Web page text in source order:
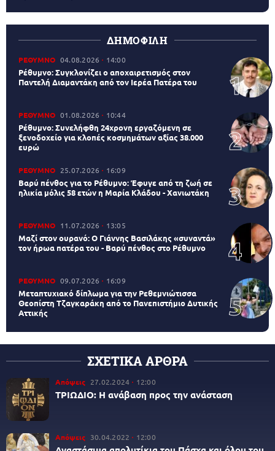
ΔΗΜΟΦΙΛΗ
ΡΕΘΥΜΝΟ 04.08.2026 14:00
Ρέθυμνο: Συγκλονίζει ο αποχαιρετισμός στον
Παντελή Διαμαντάκη από τον Ιερέα Πατέρα του
ΡΕΘΥΜΝΟ 01.08.2026 10:44
Ρέθυμνο: Συνελήφθη 24χρονη εργαζόμενη σε
ξενοδοχείο για κλοπές κοσμημάτων αξίας 38.000
ευρώ
ΡΕΘΥΜΝΟ 25.07.2026 16:09
Βαρύ πένθος για το Ρέθυμνο: Έφυγε από τη ζωή σε
ηλικία μόλις 58 ετών η Μαρία Κλάδου - Χανιωτάκη
ΡΕΘΥΜΝΟ 11.07.2026 13:05
Μαζί στον ουρανό: Ο Γιάννης Βασιλάκης «συναντά»
τον ήρωα πατέρα του - Βαρύ πένθος στο Ρέθυμνο
ΡΕΘΥΜΝΟ 09.07.2026 16:09
Μεταπτυχιακό δίπλωμα για την Ρεθεμνιώτισσα
Θεοπίστη Τζαγκαράκη από το Πανεπιστήμιο Δυτικής
Αττικής
ΣΧΕΤΙΚΑ ΑΡΘΡΑ
Απόψεις 27.02.2024 12:00
ΤΡΙΩΔΙΟ: Η ανάβαση προς την ανάσταση
Απόψεις 30.04.2022 12:00